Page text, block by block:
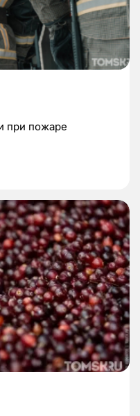
при пожаре